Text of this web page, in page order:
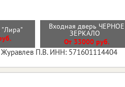
"Лира"
Входная дверь ЧЕРНОЕ
ЗЕРКАЛО
От 33000 руб.
П.В. ИНН: 571601114404